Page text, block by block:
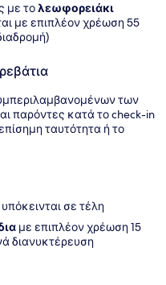
με τολεωφορειάκι
με επιπλέον χρέωση 55
των
παρόντες κατά το check-in
ταυτότητα ή το
σε τέλη
με επιπλέον χρέωση 15
διανυκτέρευση